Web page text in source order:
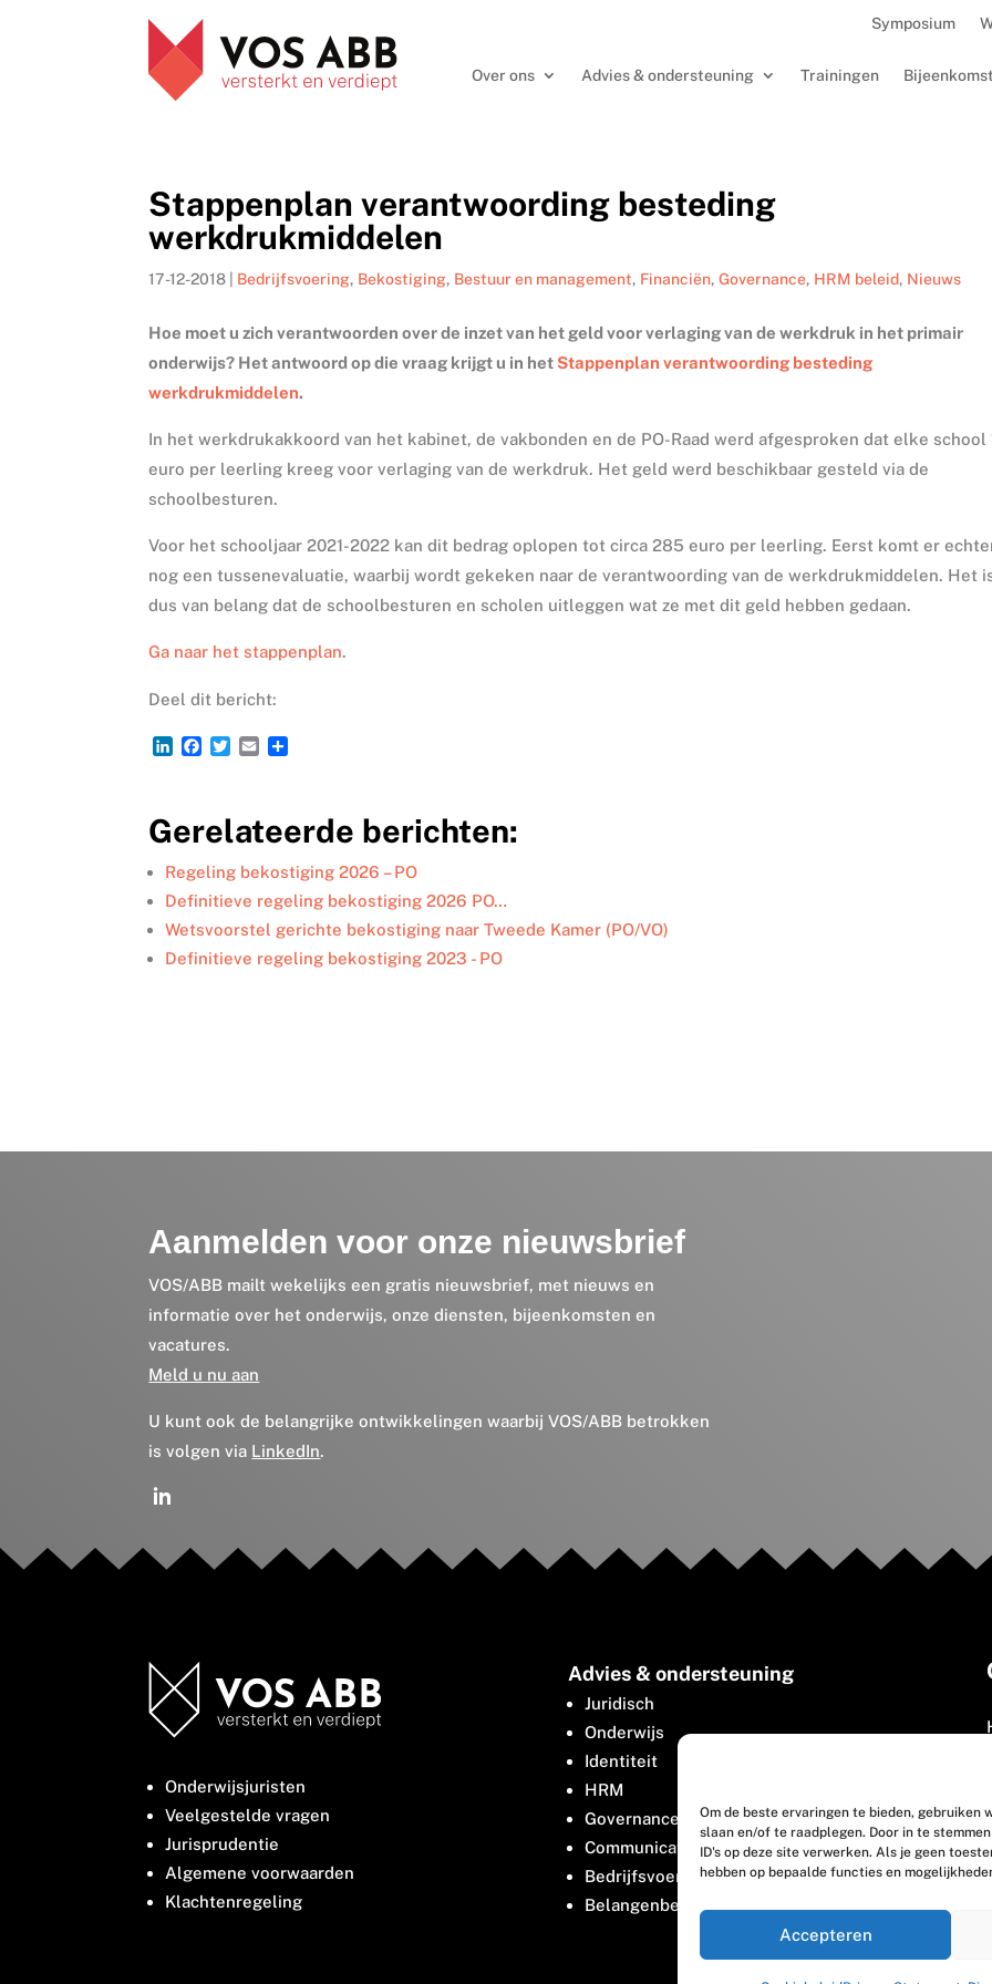
Om de beste ervaringen te bieden,
slaan en/of te raadplegen. Door in te
ID's op deze site verwerken. Als je geen
hebben op bepaalde functies en
Accepteren
Symposium
Over ons Advies & ondersteuning Trainingen
Stappenplan verantwoording besteding
werkdrukmiddelen
17-12-2018 Bedrijfsvoering, Bekostiging, Bestuur en management, Financiën,Governance, HRM beleid, Nieuws
Hoe moet u zich verantwoorden over de inzet van het geld voor verlaging van de werkdruk in het primair
onderwijs? Het antwoord op die vraag krijgt u in het Stappenplan verantwoording besteding
werkdrukmiddelen.
In het werkdrukakkoord van het kabinet, de vakbonden en de PO-Raad werd afgesproken dat elke school
euro per leerling kreeg voor verlaging van de werkdruk. Het geld werd beschikbaar gesteld via de
schoolbesturen.
Voor het schooljaar 2021-2022 kan dit bedrag oplopen tot circa 285 euro per leerling. Eerst komt er
nog een tussenevaluatie, waarbij wordt gekeken naar de verantwoording van de werkdrukmiddelen. Het
dus van belang dat de schoolbesturen en scholen uitleggen wat ze met dit geld hebben gedaan.
Ga naar het stappenplan.
Deel dit bericht:
L
e
d
I
n
F
b
o
o
k
T
t
e
r
E
l
n
Gerelateerde berichten:
Regeling bekostiging 2026 – PO
Definitieve regeling bekostiging 2026 PO…
Wetsvoorstel gerichte bekostiging naar Tweede Kamer (PO/VO)
Definitieve regeling bekostiging 2023 - PO
Aanmelden voor onze nieuwsbrief
VOS/ABB mailt wekelijks een gratis nieuwsbrief, met nieuws en
informatie over het onderwijs, onze diensten, bijeenkomsten en
vacatures.
Meld u nu aan
U kunt ook de belangrijke ontwikkelingen waarbij VOS/ABB betrokken
is volgen via LinkedIn.
Onderwijsjuristen
Veelgestelde vragen
Jurisprudentie
Algemene voorwaarden
Klachtenregeling
Advies & ondersteuning
Juridisch
Onderwijs
Identiteit
HRM
Governance
Communicatie
Bedrijfsvoering
Belangenbehartiging